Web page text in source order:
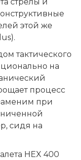
стрелы и
этой же
тактического
на
процесс
при
сидя на
HEX 400